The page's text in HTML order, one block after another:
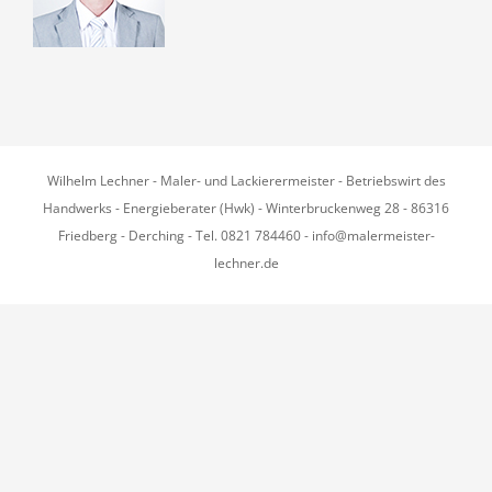
Wilhelm Lechner - Maler- und Lackierermeister - Betriebswirt des
Handwerks - Energieberater (Hwk) - Winterbruckenweg 28 - 86316
Friedberg - Derching - Tel. 0821 784460 - info@malermeister-
lechner.de